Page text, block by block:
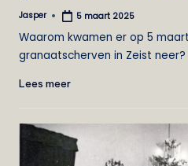
Geplaatst
Jasper 5 maart 2025
Waarom kwamen er op 5
granaatscherven in Zeist neer?
Lees meer